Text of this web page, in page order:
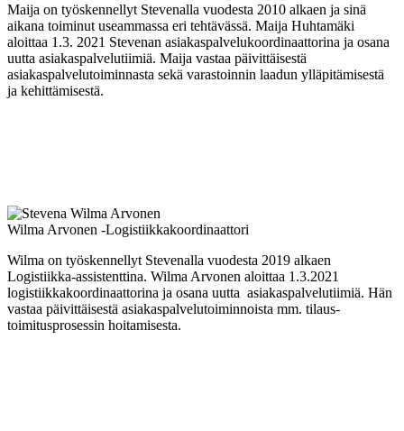
Maija on työskennellyt Stevenalla vuodesta 2010 alkaen ja sinä
aikana toiminut useammassa eri tehtävässä. Maija Huhtamäki
aloittaa 1.3. 2021 Stevenan asiakaspalvelukoordinaattorina ja osana
uutta asiakaspalvelutiimiä. Maija vastaa päivittäisestä
asiakaspalvelutoiminnasta sekä varastoinnin laadun ylläpitämisestä
ja kehittämisestä.
Wilma Arvonen -Logistiikkakoordinaattori
Wilma on työskennellyt Stevenalla vuodesta 2019 alkaen
Logistiikka-assistenttina. Wilma Arvonen aloittaa 1.3.2021
logistiikkakoordinaattorina ja osana uutta asiakaspalvelutiimiä. Hän
vastaa päivittäisestä asiakaspalvelutoiminnoista mm. tilaus-
toimitusprosessin hoitamisesta.